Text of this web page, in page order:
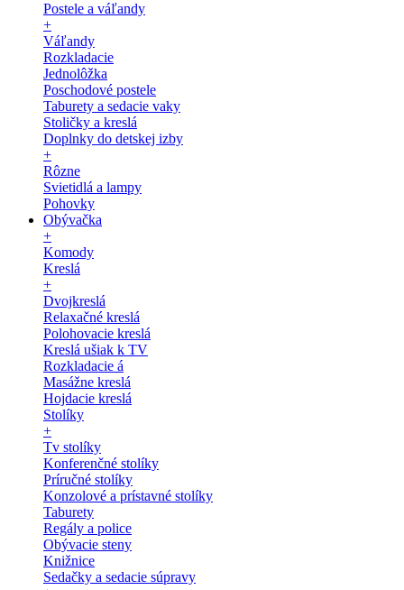
Postele a váľandy
+
Váľandy
Rozkladacie
Jednolôžka
Poschodové postele
Taburety a sedacie vaky
Stoličky a kreslá
Doplnky do detskej izby
+
Rôzne
Svietidlá a lampy
Pohovky
Obývačka
+
Komody
Kreslá
+
Dvojkreslá
Relaxačné kreslá
Polohovacie kreslá
Kreslá ušiak k TV
Rozkladacie á
Masážne kreslá
Hojdacie kreslá
Stolíky
+
Tv stolíky
Konferenčné stolíky
Príručné stolíky
Konzolové a prístavné stolíky
Taburety
Regály a police
Obývacie steny
Knižnice
Sedačky a sedacie súpravy